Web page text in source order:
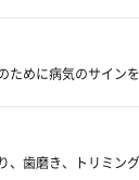
ールを摂取してし
ために病気のサイン
、歯磨き、トリミン